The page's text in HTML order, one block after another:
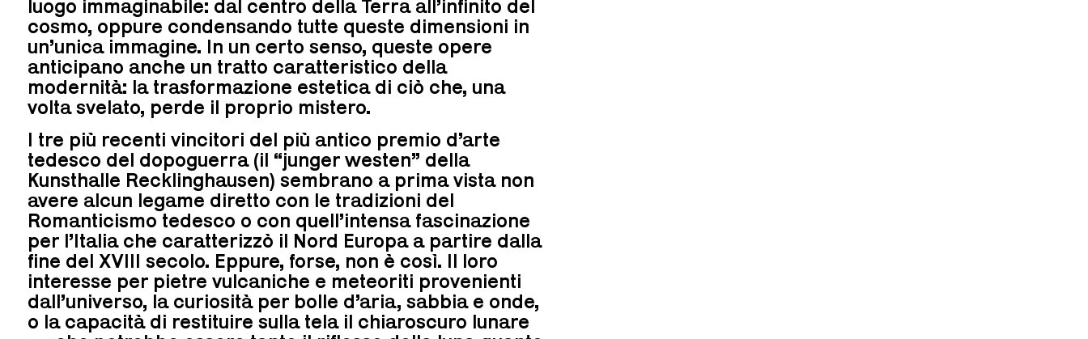
luogo immaginabile: dal centro della Terra all’infinito del
cosmo, oppure condensando tutte queste dimensioni in
un’unica immagine. In un certo senso, queste opere
anticipano anche un tratto caratteristico della
modernità: la trasformazione estetica di ciò che, una
volta svelato, perde il proprio mistero.
I tre più recenti vincitori del più antico premio d’arte
tedesco del dopoguerra (il “junger westen” della
Kunsthalle Recklinghausen) sembrano a prima vista non
avere alcun legame diretto con le tradizioni del
Romanticismo tedesco o con quell’intensa fascinazione
per l’Italia che caratterizzò il Nord Europa a partire dalla
fine del XVIII secolo. Eppure, forse, non è così. Il loro
interesse per pietre vulcaniche e meteoriti provenienti
dall’universo, la curiosità per bolle d’aria, sabbia e onde,
o la capacità di restituire sulla tela il chiaroscuro lunare